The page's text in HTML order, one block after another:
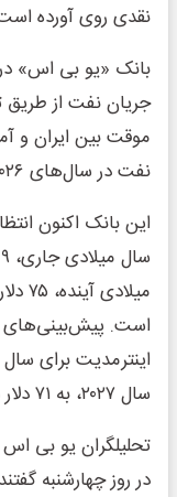
نقدی روی آورده
بانک «یو بی اس» در
جریان نفت از طریق
نفت در سال‌های ۲۰۲۶ و ۲۰۲۷ را بازبینی کرد.
این بانک اکنون
است.
سال ۲۰۲۷، به ۷۱ دلار در هر بشکه بازبینی شد.
تحلیلگران یو بی
در روز چهارشنبه